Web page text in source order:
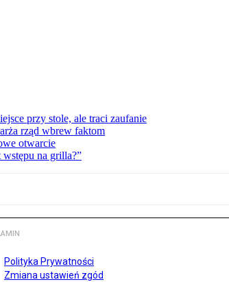
przy stole, ale traci zaufanie
rząd wbrew faktom
otwarcie
na grilla?”
Polityka Prywatności
Zmiana ustawień zgód